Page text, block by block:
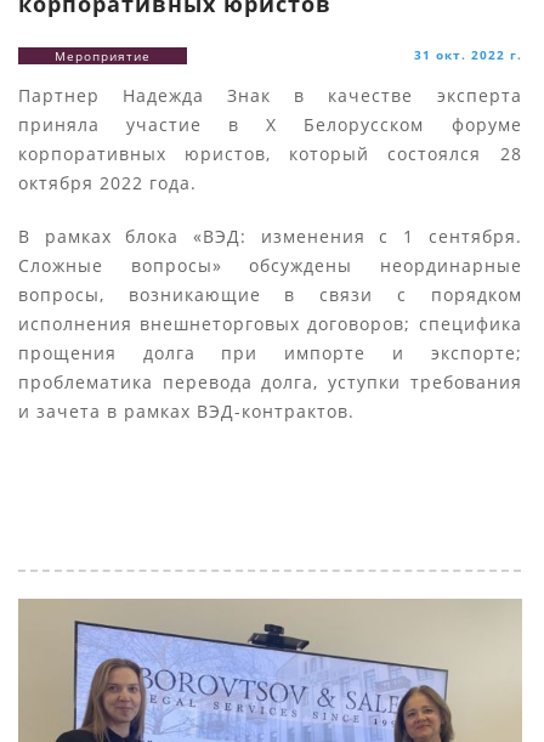
Мероприятие 31 окт. 2022 г.
Партнер Надежда Знак в качестве эксперта
приняла участие в Х Белорусском форуме
корпоративных юристов, который состоялся 28
октября 2022 года.
В рамках блока «ВЭД: изменения с 1 сентября.
Сложные вопросы» обсуждены неординарные
вопросы, возникающие в связи с порядком
исполнения внешнеторговых договоров; специфика
прощения долга при импорте и экспорте;
проблематика перевода долга, уступки требования
и зачета в рамках ВЭД-контрактов.